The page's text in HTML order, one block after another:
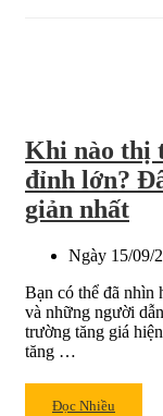
diện
ngày
phân
phối
khi
trường
vẫn
tăng
điểm
Khi nào thị
đỉnh lớn?
giản nhất
Ngày 15/09/
Bạn có thể đã nhìn
và những người
trường tăng giá
tăng …
Read
Đọc Nhiều